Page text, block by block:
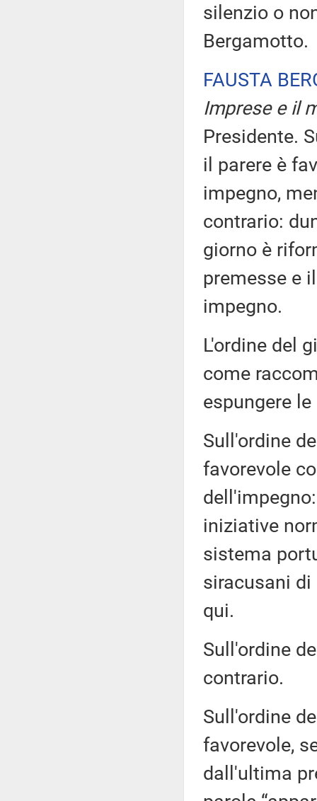
silenzio o
Bergamotto.
FAUSTA
Imprese e il
Presidente.
il parere è
impegno,
contrario:
giorno è
premesse e
impegno.
L'ordine del
come
espungere
Sull'ordine
favorevole
iniziative
sistema
siracusani di
qui.
Sull'ordine
contrario.
Sull'ordine
favorevole,
dall'ultima